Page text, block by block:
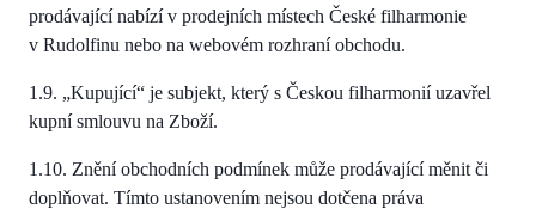
prodávající nabízí v prodejních místech České filharmonie
v Rudolfinu nebo na webovém rozhraní obchodu.
1.9. „Kupující“ je subjekt, který s Českou filharmonií uzavřel
kupní smlouvu na Zboží.
1.10. Znění obchodních podmínek může prodávající měnit či
doplňovat. Tímto ustanovením nejsou dotčena práva